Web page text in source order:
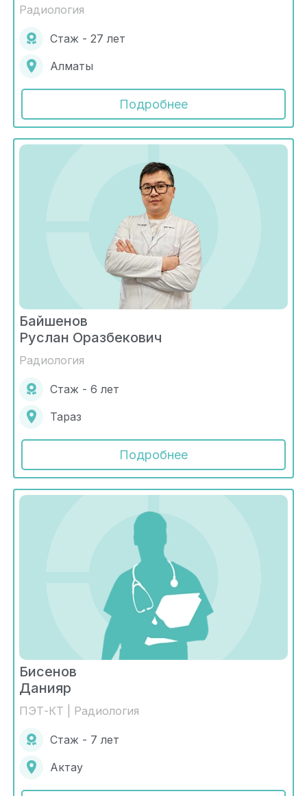
Радиология
Стаж - 27 лет
Алматы
Подробнее
Байшенов
Руслан Оразбекович
Радиология
Стаж - 6 лет
Тараз
Подробнее
Бисенов
Данияр
ПЭТ-КТ | Радиология
Стаж - 7 лет
Актау